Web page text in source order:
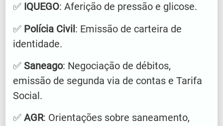
✅ IQUEGO: Aferição de pressão e glicose.
✅ Polícia Civil: Emissão de carteira de
identidade.
✅Saneago: Negociação de débitos,
emissão de segunda via de contas e Tarifa
Social.
✅AGR: Orientações sobre saneamento,